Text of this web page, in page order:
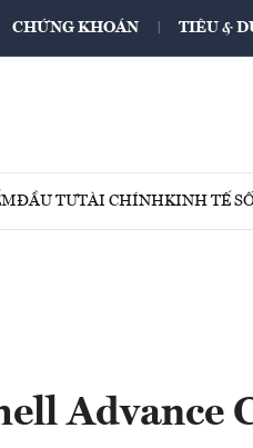
CHỨNG KHOÁN TIÊU &
ĐẦU TƯTÀI CHÍNHKINH TẾ
Advance